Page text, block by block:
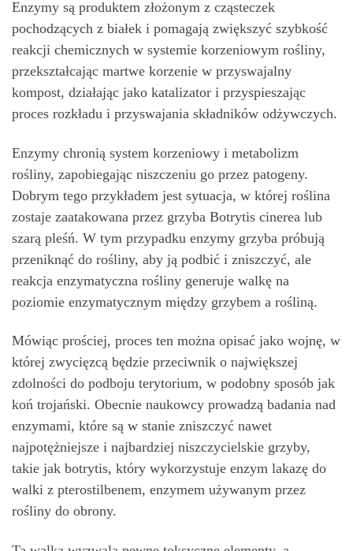
Enzymy są produktem złożonym z cząsteczek
pochodzących z białek i pomagają zwiększyć szybkość
reakcji chemicznych w systemie korzeniowym rośliny,
przekształcając martwe korzenie w przyswajalny
kompost, działając jako katalizator i przyspieszając
proces rozkładu i przyswajania składników odżywczych.
Enzymy chronią system korzeniowy i metabolizm
rośliny, zapobiegając niszczeniu go przez patogeny.
Dobrym tego przykładem jest sytuacja, w której roślina
zostaje zaatakowana przez grzyba Botrytis cinerea lub
szarą pleśń. W tym przypadku enzymy grzyba próbują
przeniknąć do rośliny, aby ją podbić i zniszczyć, ale
reakcja enzymatyczna rośliny generuje walkę na
poziomie enzymatycznym między grzybem a rośliną.
Mówiąc prościej, proces ten można opisać jako wojnę, w
której zwycięzcą będzie przeciwnik o największej
zdolności do podboju terytorium, w podobny sposób jak
koń trojański. Obecnie naukowcy prowadzą badania nad
enzymami, które są w stanie zniszczyć nawet
najpotężniejsze i najbardziej niszczycielskie grzyby,
takie jak botrytis, który wykorzystuje enzym lakazę do
walki z pterostilbenem, enzymem używanym przez
rośliny do obrony.